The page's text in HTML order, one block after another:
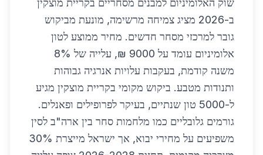
שוק האלומיניום למבנים מסחריים בקריית מוצקין
ב-2026 מציג צמיחה מרשימה, מונעת מביקוש
גובר למרכזי מסחר חדשים. מחיר ממוצע לטון
אלומיניום עומד על 9000 ₪, עלייה של 8%
משנה קודמת, בעקבות עלויות אנרגיה גבוהות
ותנודות מטבע. ביקוש מקומי בקריית מוצקין מגיע
ל-5000 טון שנתיים, בעיקר לפרופילים ופאנלים.
גורמים גלובליים כמו מלחמות סחר בין ארה"ב לסין
משפיעים על מחירי יבוא, אך ישראל מייצרת 30%